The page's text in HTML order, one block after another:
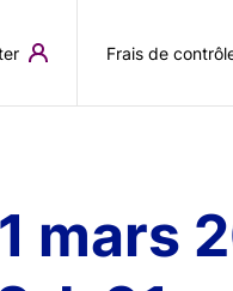
Frais de
mars